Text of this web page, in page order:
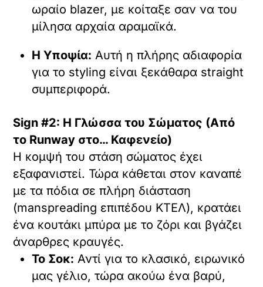
ωραίο blazer, με κοίταξε σαν να του
μίλησα αρχαία αραμαϊκά.
Η Υποψία: Αυτή η πλήρης αδιαφορία
για το styling είναι ξεκάθαρα straight
συμπεριφορά.
Sign #2: Η Γλώσσα του Σώματος (Από
το Runway στο… Καφενείο)
Η κομψή του στάση σώματος έχει
εξαφανιστεί. Τώρα κάθεται στον καναπέ
με τα πόδια σε πλήρη διάσταση
(manspreading επιπέδου ΚΤΕΛ), κρατάει
ένα κουτάκι μπύρα με το ζόρι και βγάζει
άναρθρες κραυγές.
Το Σοκ: Αντί για το κλασικό, ειρωνικό
μας γέλιο, τώρα ακούω ένα βαρύ,